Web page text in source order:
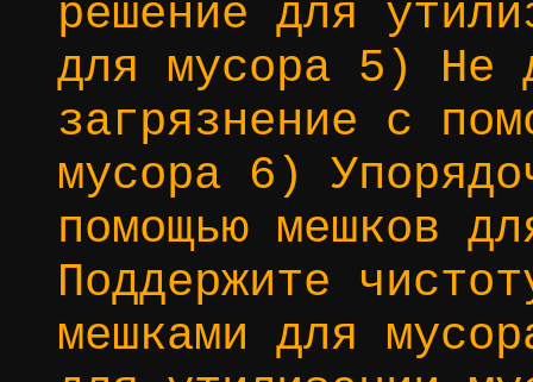
решение для
для мусора 5) Не
загрязнение с
мусора 6)
помощью мешков
Поддержите
мешками для